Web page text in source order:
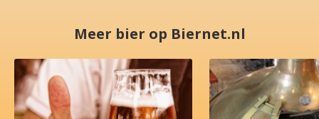
Meer bier op Biernet.nl